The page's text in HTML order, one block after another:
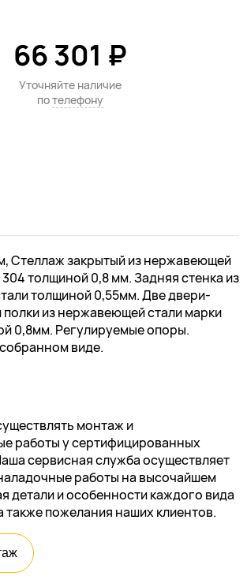
66 301 ₽
Уточняйте наличие
потелефону
Стеллаж закрытый из нержавеющей
304 толщиной 0,8 мм. Задняя стенка из
толщиной 0,55мм. Две двери-
полки из нержавеющей стали марки
0,8мм. Регулируемые опоры.
виде.
монтаж и
работы у сертифицированных
сервисная служба осуществляет
работы на высочайшем
детали и особенности каждого вида
также пожелания наших клиентов.